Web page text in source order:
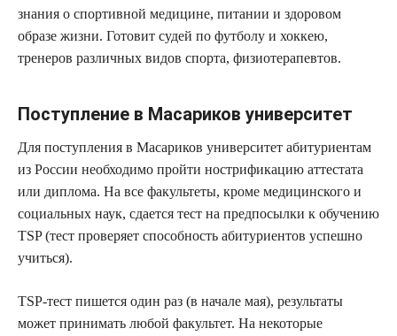
знания о спортивной медицине, питании и здоровом
образе жизни. Готовит судей по футболу и хоккею,
тренеров различных видов спорта, физиотерапевтов.
Поступление в Масариков университет
Для поступления в Масариков университет абитуриентам
из России необходимо пройти нострификацию аттестата
или диплома. На все факультеты, кроме медицинского и
социальных наук, сдается тест на предпосылки к обучению
TSP (тест проверяет способность абитуриентов успешно
учиться).
TSP-тест пишется один раз (в начале мая), результаты
может принимать любой факультет. На некоторые